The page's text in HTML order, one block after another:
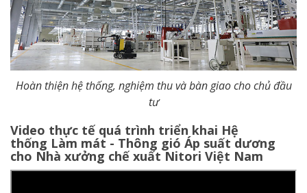
Hoàn thiện hệ thống, nghiệm thu và bàn giao cho chủ đầu
tư
Video thực tế quá trình triển khai Hệ
thống Làm mát - Thông gió Áp suất dương
cho Nhà xưởng chế xuất Nitori Việt Nam